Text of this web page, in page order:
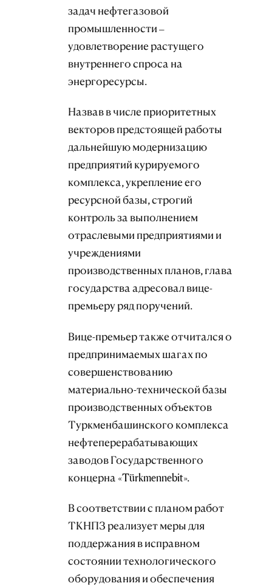
задач нефтегазовой
промышленности –
удовлетворение растущего
внутреннего спроса на
энергоресурсы.
Назвав в числе приоритетных
векторов предстоящей работы
дальнейшую модернизацию
предприятий курируемого
комплекса, укрепление его
ресурсной базы, строгий
контроль за выполнением
отраслевыми предприятиями и
учреждениями
производственных планов, глава
государства адресовал вице-
премьеру ряд поручений.
Вице-премьер также отчитался о
предпринимаемых шагах по
совершенствованию
материально-технической базы
производственных объектов
Туркменбашинского комплекса
нефтеперерабатывающих
заводов Государственного
концерна «Türkmennebit».
В соответствии с планом работ
ТКНПЗ реализует меры для
поддержания в исправном
состоянии технологического
оборудования и обеспечения